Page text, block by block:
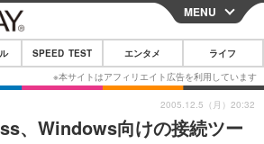
CLOSE
スマートフォン
MENU
SPEED TEST エンタメ ライフ
、Windows向けの接続ツー
2005.12.5（月）20:32